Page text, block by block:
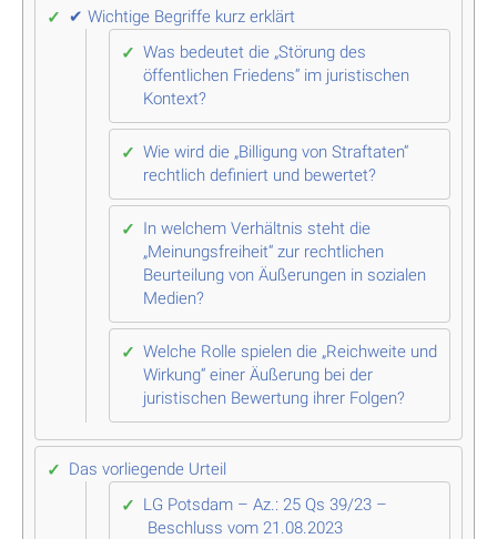
✔ Wichtige Begriffe kurz erklärt
Was bedeutet die „Störung des
öffentlichen Friedens“ im juristischen
Kontext?
Wie wird die „Billigung von Straftaten“
rechtlich definiert und bewertet?
In welchem Verhältnis steht die
„Meinungsfreiheit“ zur rechtlichen
Beurteilung von Äußerungen in sozialen
Medien?
Welche Rolle spielen die „Reichweite und
Wirkung“ einer Äußerung bei der
juristischen Bewertung ihrer Folgen?
Das vorliegende Urteil
LG Potsdam – Az.: 25 Qs 39/23 –
Beschluss vom 21.08.2023